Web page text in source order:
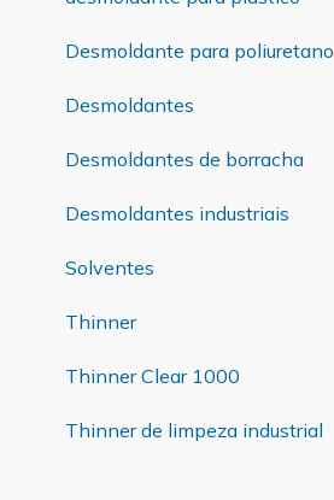
Desmoldante para poliuretano
Desmoldantes
Desmoldantes de borracha
Desmoldantes industriais
Solventes
Thinner
Thinner Clear 1000
Thinner de limpeza industrial